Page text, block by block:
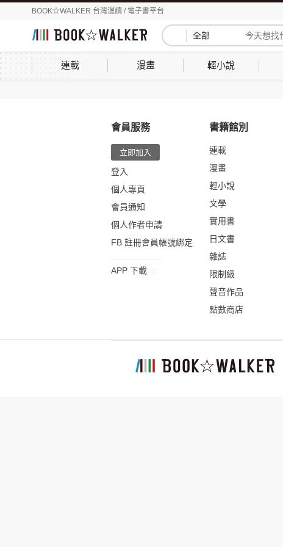
BOOK☆WALKER 台灣漫讀 / 電子書平台
全部
連載 漫畫 輕小說
會員服務
立即加入
登入
個人專頁
會員通知
個人作者申請
FB 註冊會員帳號綁定
APP 下載
書籍館別
連載
漫畫
輕小說
文學
實用書
日文書
雜誌
限制級
聲音作品
點數商店